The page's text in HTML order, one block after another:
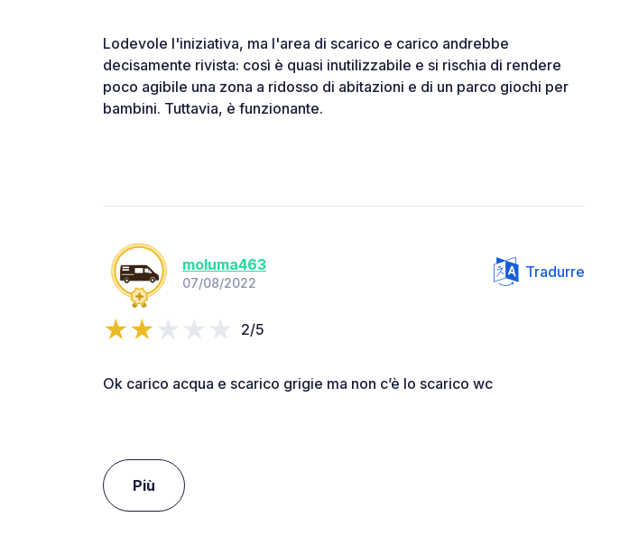
Lodevole l'iniziativa, ma l'area di scarico e carico andrebbe
decisamente rivista: così è quasi inutilizzabile e si rischia di rendere
poco agibile una zona a ridosso di abitazioni e di un parco giochi per
bambini. Tuttavia, è funzionante.
moluma463
07/08/2022
Tradurre
2/5
Ok carico acqua e scarico grigie ma non c’è lo scarico wc
Più